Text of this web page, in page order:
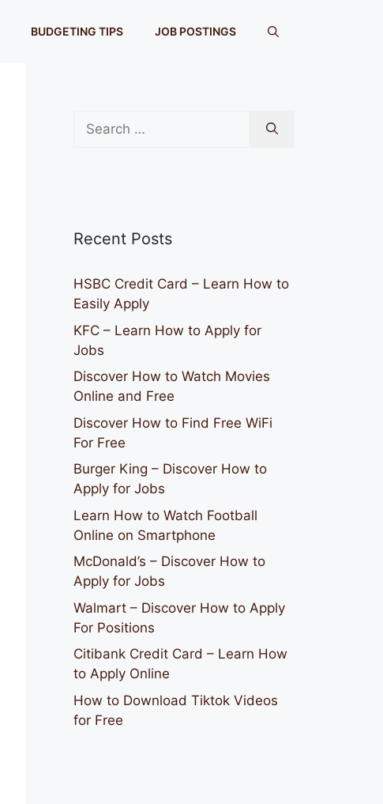
BUDGETING TIPS JOB POSTINGS
Search
for:
Recent Posts
HSBC Credit Card – Learn How to
Easily Apply
KFC – Learn How to Apply for
Jobs
Discover How to Watch Movies
Online and Free
Discover How to Find Free WiFi
For Free
Burger King – Discover How to
Apply for Jobs
Learn How to Watch Football
Online on Smartphone
McDonald’s – Discover How to
Apply for Jobs
Walmart – Discover How to Apply
For Positions
Citibank Credit Card – Learn How
to Apply Online
How to Download Tiktok Videos
for Free